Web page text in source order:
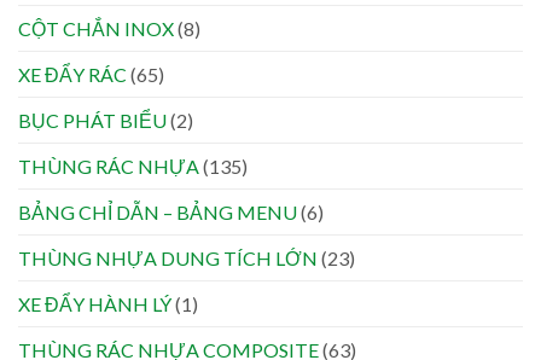
CỘT CHẮN INOX(8)
XE ĐẨY RÁC (65)
BỤC PHÁT BIỂU(2)
THÙNG RÁC NHỰA (135)
BẢNG CHỈ DẪN – BẢNG MENU(6)
THÙNG NHỰA DUNG TÍCH LỚN (23)
XE ĐẨY HÀNH LÝ(1)
THÙNG RÁC NHỰA COMPOSITE(63)